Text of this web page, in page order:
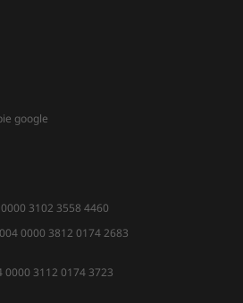
google
3102 3558 4460
0000 3812 0174 2683
0000 3112 0174 3723